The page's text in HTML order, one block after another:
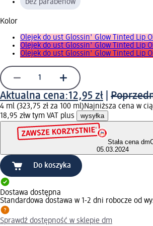
bez parabenów
Kolor
Olejek do ust Glossin' Glow Tinted Lip
Olejek do ust Glossin' Glow Tinted Lip
Olejek do ust Glossin' Glow Tinted Lip
Aktualna cena:12,95 zł
4 ml (323,75 zł za 100 ml)Najniższa cena w
18,95 złw tym VAT plus wysyłka
Stała cena dm
05.03.2024
Do koszyka
Dostawa dostępna
Standardowa dostawa w 1-2 dni robocze od
Sprawdź dostępność w sklepie dm